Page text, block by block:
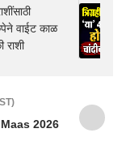
वाईट काळ
2026